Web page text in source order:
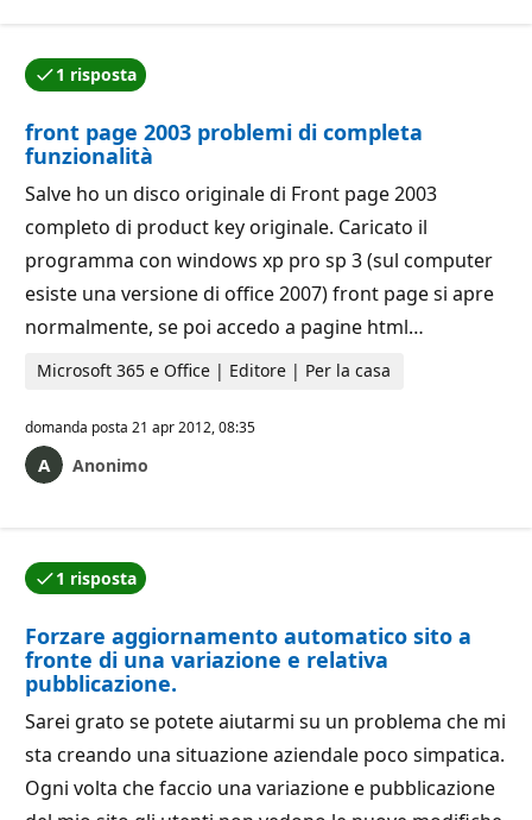
1 risposta
Una delle risposte è stata accettata dall'autore della
front page 2003 problemi di completa
funzionalità
Salve ho un disco originale di Front page 2003
completo di product key originale. Caricato il
programma con windows xp pro sp 3 (sul computer
esiste una versione di office 2007) front page si apre
normalmente, se poi accedo a pagine html…
Microsoft 365 e Office | Editore | Per la casa
domanda posta 21 apr 2012, 08:35
Anonimo
1 risposta
Una delle risposte è stata accettata dall'autore della
Forzare aggiornamento automatico sito a
fronte di una variazione e relativa
pubblicazione.
Sarei grato se potete aiutarmi su un problema che mi
sta creando una situazione aziendale poco simpatica.
Ogni volta che faccio una variazione e pubblicazione